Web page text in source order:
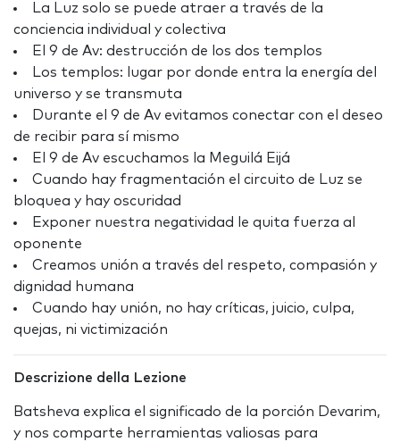
La Luz solo se puede atraer a través de la
conciencia individual y colectiva
El 9 de Av: destrucción de los dos templos
Los templos: lugar por donde entra la energía del
universo y se transmuta
Durante el 9 de Av evitamos conectar con el deseo
de recibir para sí mismo
El 9 de Av escuchamos la Meguilá Eijá
Cuando hay fragmentación el circuito de Luz se
bloquea y hay oscuridad
Exponer nuestra negatividad le quita fuerza al
oponente
Creamos unión a través del respeto, compasión y
dignidad humana
Cuando hay unión, no hay críticas, juicio, culpa,
quejas, ni victimización
Descrizione della Lezione
Batsheva explica el significado de la porción Devarim,
y nos comparte herramientas valiosas para